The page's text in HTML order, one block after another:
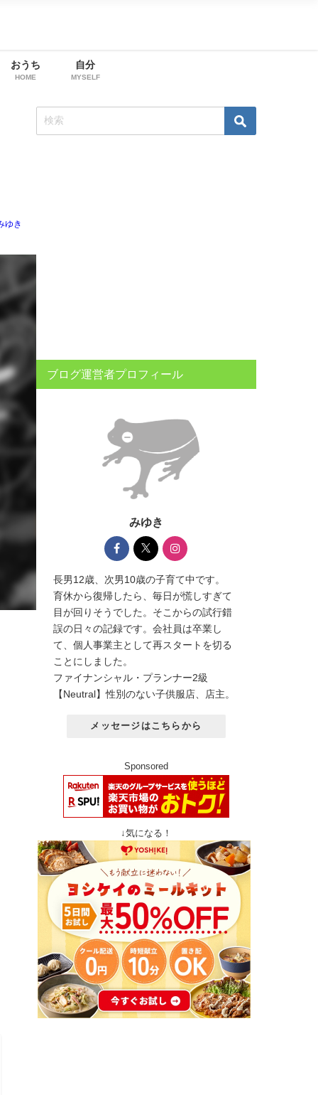
おうち
HOME
自分
MYSELF
ゆき
ブログ運営者プロフィール
みゆき
長男12歳、次男10歳の子育て中です。
育休から復帰したら、毎日が慌しすぎて
目が回りそうでした。そこからの試行錯
誤の日々の記録です。会社員は卒業し
て、個人事業主として再スタートを切る
ことにしました。
ファイナンシャル・プランナー2級
【Neutral】性別のない子供服店、店主。
メッセージはこちらから
Sponsored
↓気になる！